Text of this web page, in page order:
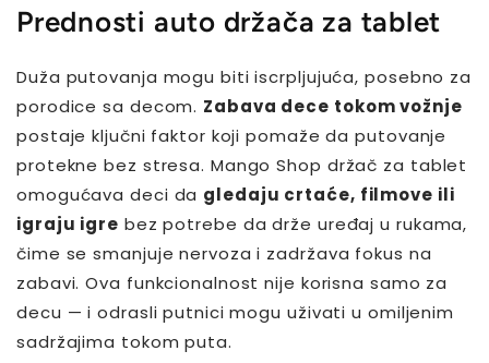
Prednosti auto držača za tablet
Duža putovanja mogu biti iscrpljujuća, posebno za
porodice sa decom. Zabava dece tokom vožnje
postaje ključni faktor koji pomaže da putovanje
protekne bez stresa. Mango Shop držač za tablet
omogućava deci da gledaju crtaće, filmove ili
igraju igre bez potrebe da drže uređaj u rukama,
čime se smanjuje nervoza i zadržava fokus na
zabavi. Ova funkcionalnost nije korisna samo za
decu — i odrasli putnici mogu uživati u omiljenim
sadržajima tokom puta.